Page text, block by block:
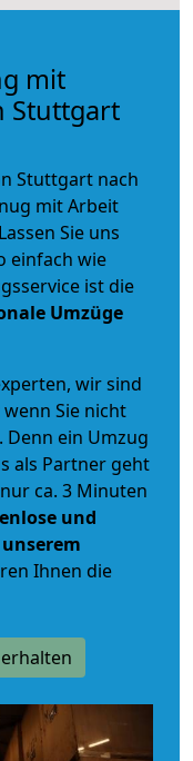
mit
Stuttgart
Stuttgart nach
mit Arbeit
Sie uns
einfach wie
ist die
Umzüge
wir sind
Sie nicht
Denn ein Umzug
als Partner geht
ca. 3 Minuten
und
Ihnen die